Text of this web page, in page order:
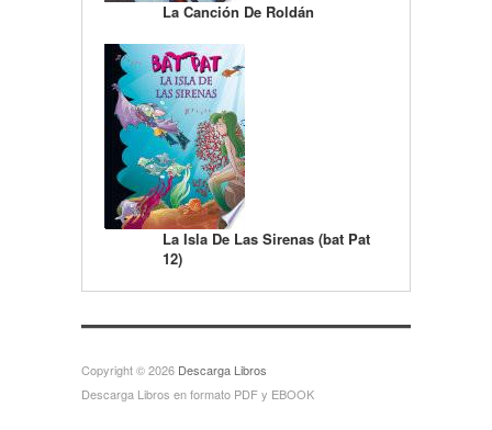
La Canción De Roldán
La Isla De Las Sirenas (bat Pat
12)
Copyright © 2026 Descarga Libros
Descarga Libros en formato PDF y EBOOK